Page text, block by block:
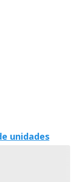
unidades